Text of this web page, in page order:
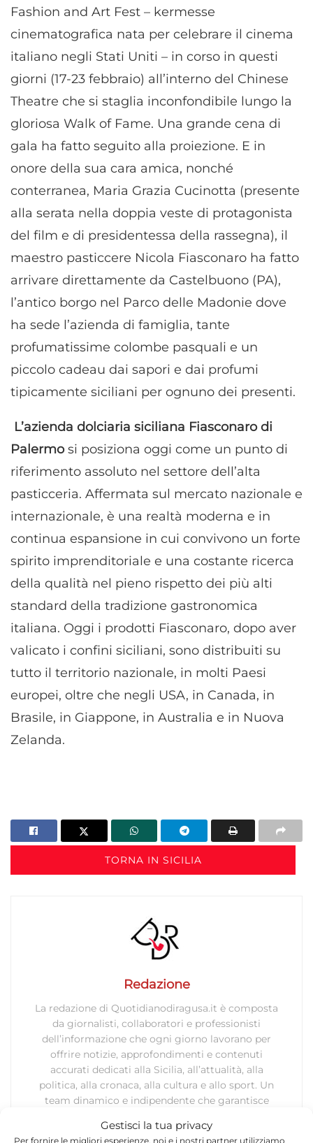
Gestisci la tua privacy
Per fornire le migliori esperienze, noi e i nostri partner utilizziamo
Fashion and Art Fest – kermesse
cinematografica nata per celebrare il cinema
italiano negli Stati Uniti – in corso in questi
giorni (17-23 febbraio) all’interno del Chinese
Theatre che si staglia inconfondibile lungo la
gloriosa Walk of Fame. Una grande cena di
gala ha fatto seguito alla proiezione. E in
onore della sua cara amica, nonché
conterranea, Maria Grazia Cucinotta (presente
alla serata nella doppia veste di protagonista
del film e di presidentessa della rassegna), il
maestro pasticcere Nicola Fiasconaro ha fatto
arrivare direttamente da Castelbuono (PA),
l’antico borgo nel Parco delle Madonie dove
ha sede l’azienda di famiglia, tante
profumatissime colombe pasquali e un
piccolo cadeau dai sapori e dai profumi
tipicamente siciliani per ognuno dei presenti.
L’azienda dolciaria siciliana Fiasconaro di
Palermosi posiziona oggi come un punto di
riferimento assoluto nel settore dell’alta
pasticceria. Affermata sul mercato nazionale e
internazionale, è una realtà moderna e in
continua espansione in cui convivono un forte
spirito imprenditoriale e una costante ricerca
della qualità nel pieno rispetto dei più alti
standard della tradizione gastronomica
italiana. Oggi i prodotti Fiasconaro, dopo aver
valicato i confini siciliani, sono distribuiti su
tutto il territorio nazionale, in molti Paesi
europei, oltre che negli USA, in Canada, in
Brasile, in Giappone, in Australia e in Nuova
Zelanda.
TORNA IN SICILIA
Redazione
La redazione di Quotidianodiragusa.it è composta
da giornalisti, collaboratori e professionisti
dell’informazione che ogni giorno lavorano per
offrire notizie, approfondimenti e contenuti
accurati dedicati alla Sicilia, all’attualità, alla
politica, alla cronaca, alla cultura e allo sport. Un
team dinamico e indipendente che garantisce